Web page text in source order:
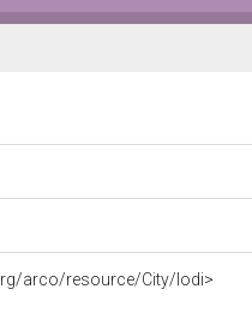
arco/resource/City/lodi>